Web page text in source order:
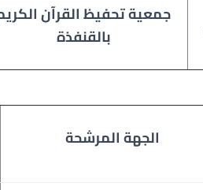
جمعيةتحفيظ القرآن
بالقنفذة
الجهة المرشحة